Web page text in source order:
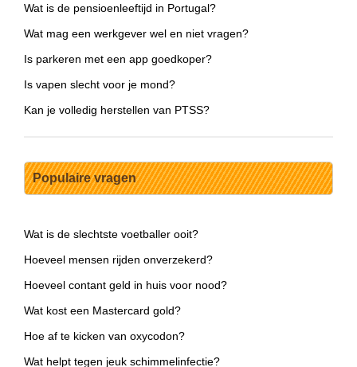
Wat is de pensioenleeftijd in Portugal?
Wat mag een werkgever wel en niet vragen?
Is parkeren met een app goedkoper?
Is vapen slecht voor je mond?
Kan je volledig herstellen van PTSS?
Populaire vragen
Wat is de slechtste voetballer ooit?
Hoeveel mensen rijden onverzekerd?
Hoeveel contant geld in huis voor nood?
Wat kost een Mastercard gold?
Hoe af te kicken van oxycodon?
Wat helpt tegen jeuk schimmelinfectie?